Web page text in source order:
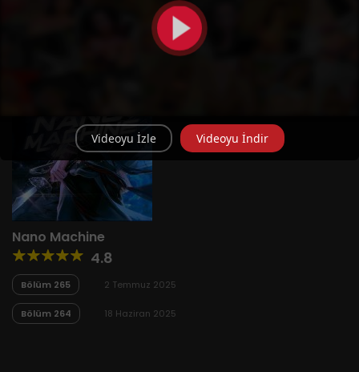
Nano Machine
4.8
Bölüm 265 2 Temmuz 2025
Bölüm 264 18 Haziran 2025
Videoyu İzle Videoyu İndir